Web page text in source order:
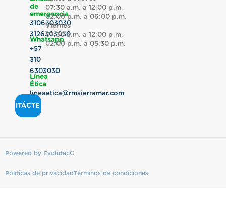
de
emergencia
3106303030
3126303030
Whatsapp
+57
310
6303030
Línea
Ética
lineaetica@rmsierramar.com
CONTÁCTENOS
07:30 a.m. a 12:00 p.m.
02:00 p.m. a 06:00 p.m.
Viernes
07:30 a.m. a 12:00 p.m.
02:00 p.m. a 05:30 p.m.
Powered by EvolutecC
Políticas de privacidadTérminos de condiciones